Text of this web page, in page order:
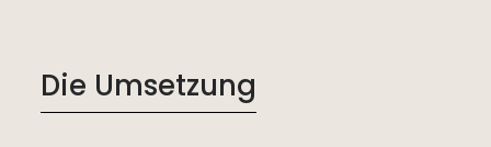
Die Umsetzung